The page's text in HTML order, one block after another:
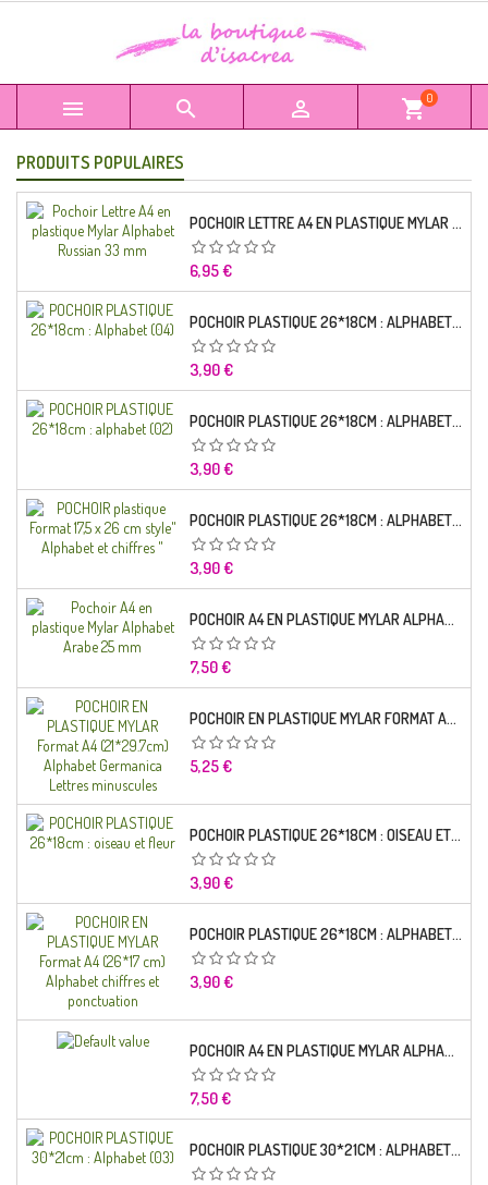
   shopping_cart0
PRODUITS POPULAIRES
POCHOIR LETTRE A4 EN PLASTIQUE MYLAR ALPHABET RUSSIAN 33 MM
Prix
6,95 €
POCHOIR PLASTIQUE 26*18CM : ALPHABET (04)
Prix
3,90 €
POCHOIR PLASTIQUE 26*18CM : ALPHABET (02)
Prix
3,90 €
POCHOIR PLASTIQUE 26*18CM : ALPHABET (01)
Prix
3,90 €
POCHOIR A4 EN PLASTIQUE MYLAR ALPHABET ARABE 25 MM
Prix
7,50 €
POCHOIR EN PLASTIQUE MYLAR FORMAT A4 (21*29.7CM) ALPHABET GERMANICA LETTRES MINUSCULES
Prix
5,25 €
POCHOIR PLASTIQUE 26*18CM : OISEAU ET FLEUR
Prix
3,90 €
POCHOIR PLASTIQUE 26*18CM : ALPHABET (03)
Prix
3,90 €
POCHOIR A4 EN PLASTIQUE MYLAR ALPHABET LETTRE TYPO CHARLEMAGNE 28 MM
Prix
7,50 €
POCHOIR PLASTIQUE 30*21CM : ALPHABET (03)